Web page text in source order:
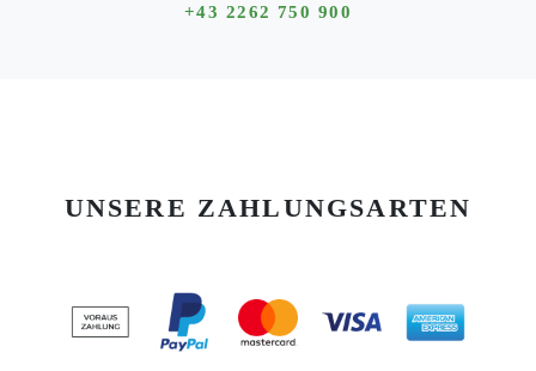
+43 2262 750 900
UNSERE ZAHLUNGSARTEN